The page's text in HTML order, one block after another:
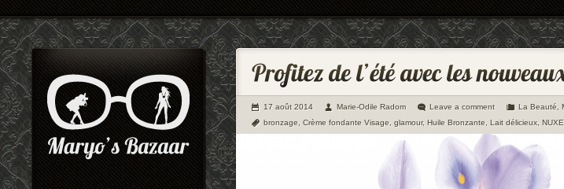
17 août 2014 Marie-Odile Radom Leave a comment La Beauté
bronzage
Crème fondante Visage glamour, Huile Bronzante Lait délicieux NUXE